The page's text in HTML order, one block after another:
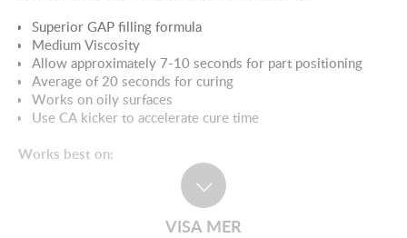
Superior GAP filling formula
Medium Viscosity
Allow approximately 7-10 seconds for part positioning
Average of 20 seconds for curing
Works on oily surfaces
Use CA kicker to accelerate cure time
Works best on:
VISA MER